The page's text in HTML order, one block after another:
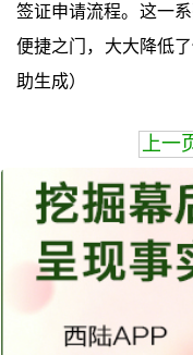
签证申请流程。这一
便捷之门，大大降低
助生成）
上一